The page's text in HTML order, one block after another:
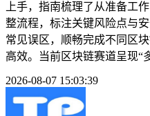
上手，指南梳理了从准备工
整流程，标注关键风险点与
常见误区，顺畅完成不同区
高效。当前区块链赛道呈现“
2026-08-07 15:03:39